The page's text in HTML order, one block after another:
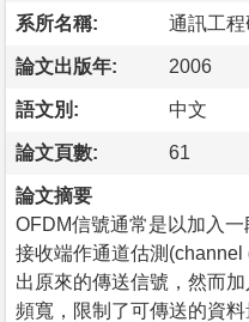
系所名稱: 通訊工
論文出版年: 2006
語文別: 中文
論文頁數: 61
論文摘要
OFDM信號通常是以加入
接收端作通道估測
出原來的傳送信號，然而
頻寬，限制了可傳送的資